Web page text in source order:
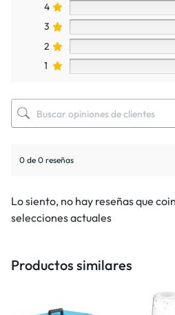
4
3
2
1
0 de 0 reseñas
Lo siento, no hay reseñas que
selecciones actuales
Productos similares